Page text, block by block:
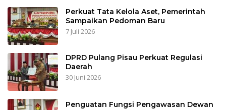
Perkuat Tata Kelola Aset, Pemerintah
Sampaikan Pedoman Baru
7 Juli 2026
DPRD Pulang Pisau Perkuat Regulasi
Daerah
30 Juni 2026
Penguatan Fungsi Pengawasan Dewan